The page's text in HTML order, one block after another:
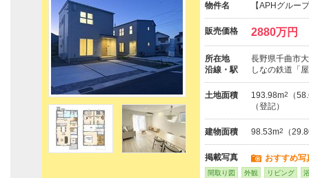
物件名 【APHグルー
販売価格 2880万円
所在地
長野県千曲市
沿線・駅
しなの鉄道「
土地面積 193.98m2
（
（登記）
建物面積 98.53m2 （
掲載写真 おすすめ写
間取り図 外観 リビング